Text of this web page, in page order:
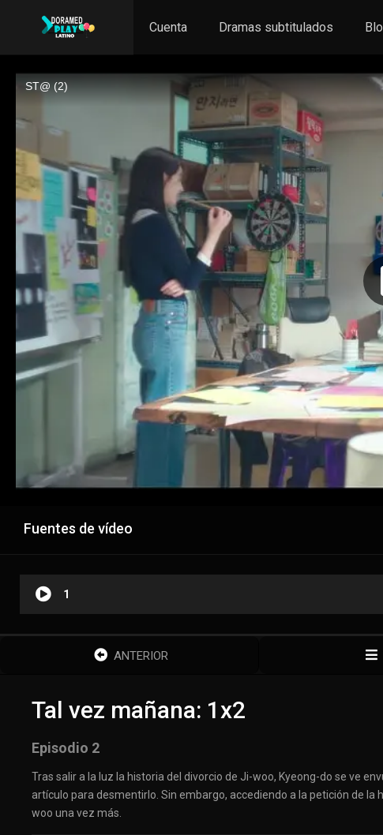
Cuenta Dramas subtitulados
Fuentes de vídeo
1
ANTERIOR
Tal vez mañana: 1x2
Episodio 2
Tras salir a la luz la historia del divorcio de Ji-woo, Kyeong-do se ve
artículo para desmentirlo. Sin embargo, accediendo a la petición de
woo una vez más.